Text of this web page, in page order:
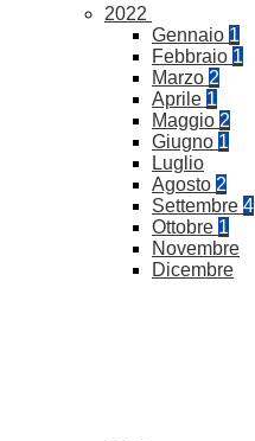
2022
Gennaio 1
Febbraio 1
Marzo 2
Aprile 1
Maggio 2
Giugno 1
Luglio
Agosto 2
Settembre 4
Ottobre 1
Novembre
Dicembre